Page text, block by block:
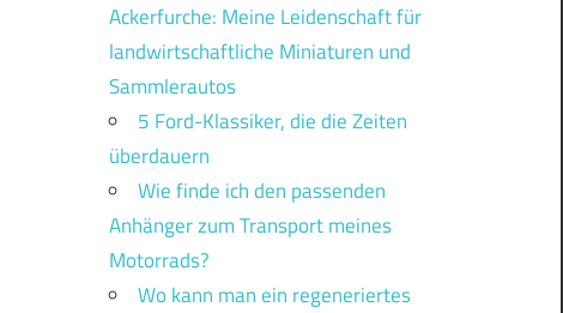
Ackerfurche: Meine Leidenschaft für
landwirtschaftliche Miniaturen und
Sammlerautos
5 Ford-Klassiker, die die Zeiten
überdauern
Wie finde ich den passenden
Anhänger zum Transport meines
Motorrads?
Wo kann man ein regeneriertes